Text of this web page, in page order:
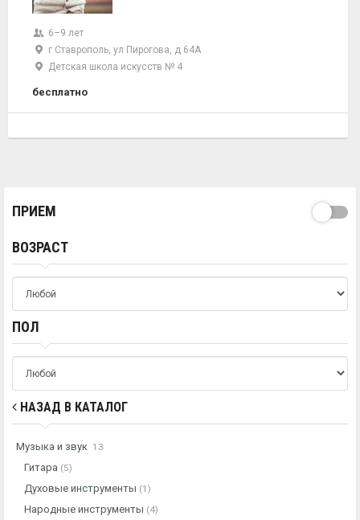
6–9 лет
г Ставрополь, ул Пирогова, д 64А
Детская школа искусств № 4
бесплатно
ПРИЕМ
ВОЗРАСТ
ПОЛ
НАЗАД В КАТАЛОГ
Музыка и звук 13
Гитара (5)
Духовые инструменты (1)
Народные инструменты (4)